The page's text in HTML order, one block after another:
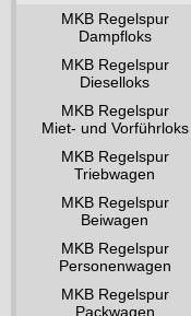
MKB Regelspur
Dampfloks
MKB Regelspur
Dieselloks
MKB Regelspur
Miet- und Vorführloks
MKB Regelspur
Triebwagen
MKB Regelspur
Beiwagen
MKB Regelspur
Personenwagen
MKB Regelspur
Packwagen